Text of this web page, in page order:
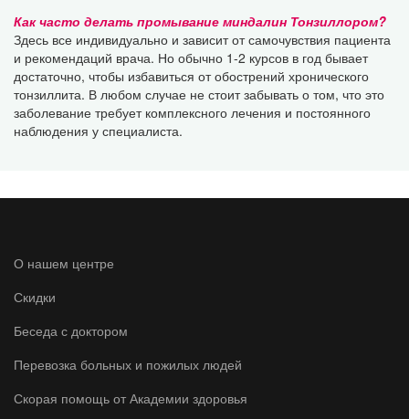
Как часто делать промывание миндалин Тонзиллором?
Здесь все индивидуально и зависит от самочувствия пациента
и рекомендаций врача. Но обычно 1-2 курсов в год бывает
достаточно, чтобы избавиться от обострений хронического
тонзиллита. В любом случае не стоит забывать о том, что это
заболевание требует комплексного лечения и постоянного
наблюдения у специалиста.
О нашем центре
Скидки
Беседа с доктором
Перевозка больных и пожилых людей
Скорая помощь от Академии здоровья